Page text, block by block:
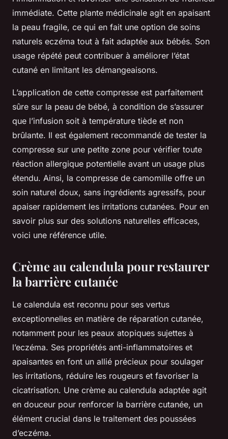
immédiate. Cette plante médicinale agit en apaisant
la peau fragile, ce qui en fait une option de soins
naturels eczéma tout à fait adaptée aux bébés. Son
usage répété peut contribuer à améliorer l’état
cutané en limitant les démangeaisons.
L’application de cette compresse est parfaitement
sûre sur la peau de bébé, à condition de s’assurer
que l’infusion soit à température tiède et non
brûlante. Il est également recommandé de tester la
compresse sur une petite zone pour vérifier toute
réaction allergique potentielle avant un usage plus
étendu. Ainsi, la compresse de camomille offre un
soin naturel doux, sans ingrédients agressifs, pour
apaiser rapidement les irritations cutanées. Pour en
savoir plus sur des solutions naturelles efficaces,
voici une référence utile.
Crème au calendula pour restaurer
la barrière cutanée
Le calendula est reconnu pour ses vertus
exceptionnelles en matière de réparation cutanée,
notamment pour les peaux atopiques sujettes à
l’eczéma. Ses propriétés anti-inflammatoires et
apaisantes en font un allié précieux pour soulager
les irritations, réduire les rougeurs et favoriser la
cicatrisation. Une crème au calendula adaptée agit
en douceur pour renforcer la barrière cutanée, un
élément crucial dans le traitement des poussées
d’eczéma.